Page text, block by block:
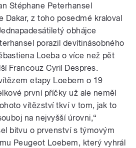
Stéphane Peterhansel
Dakar, z toho posedmé kraloval
obhájce
porazil devítinásobného
Loeba o více než pět
Francouz Cyril Despres.
etapy Loebem o 19
první příčky už ale neměl
vítězství tkví v tom, jak to
na nejvyšší úrovni,“
bitvu o prvenství s týmovým
Peugeot Loebem, který vyhrál